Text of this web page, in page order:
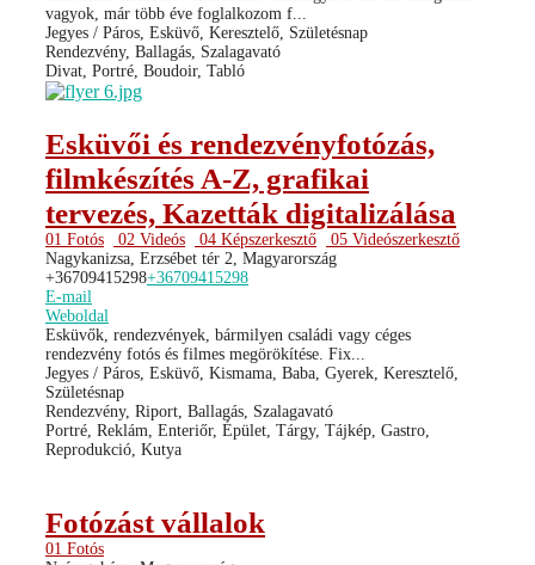
vagyok, már több éve foglalkozom f...
Jegyes / Páros, Esküvő, Keresztelő, Születésnap
Rendezvény, Ballagás, Szalagavató
Divat, Portré, Boudoir, Tabló
Esküvői és rendezvényfotózás,
filmkészítés A-Z, grafikai
tervezés, Kazetták digitalizálása
01 Fotós 02 Videós 04 Képszerkesztő
05 Videószerkesztő
Nagykanizsa, Erzsébet tér 2, Magyarország
+36709415298+36709415298
E-mail
Weboldal
Esküvők, rendezvények, bármilyen családi vagy céges
rendezvény fotós és filmes megörökítése. Fix...
Jegyes / Páros, Esküvő, Kismama, Baba, Gyerek, Keresztelő,
Születésnap
Rendezvény, Riport, Ballagás, Szalagavató
Portré, Reklám, Enteriőr, Épület, Tárgy, Tájkép, Gastro,
Reprodukció, Kutya
Fotózást vállalok
01 Fotós